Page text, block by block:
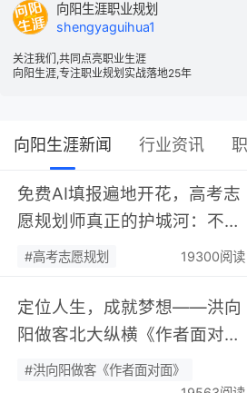
向阳生涯职业规划
shengyaguihua1
关注我们,共同点亮职业生涯
向阳生涯,专注职业规划实战落地25年
向阳生涯新闻 行业资讯
免费AI填报遍地开花，高考志
愿规划师真正的护城河：不靠
数据，靠“人”…
#高考志愿规划 19300阅读
定位人生，成就梦想——洪向
阳做客北大纵横《作者面对
面》开展职业规划专题分享…
#洪向阳做客《作者面对面》